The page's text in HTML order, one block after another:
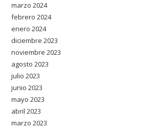
marzo 2024
febrero 2024
enero 2024
diciembre 2023
noviembre 2023
agosto 2023
julio 2023
junio 2023
mayo 2023
abril 2023
marzo 2023